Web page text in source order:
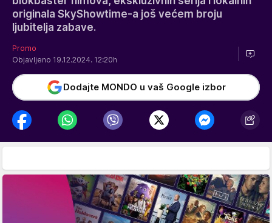
originala SkyShowtime-a još većem broju
ljubitelja zabave.
Promo
Objavljeno 19.12.2024. 12:20h
Dodajte MONDO u vaš Google izbor